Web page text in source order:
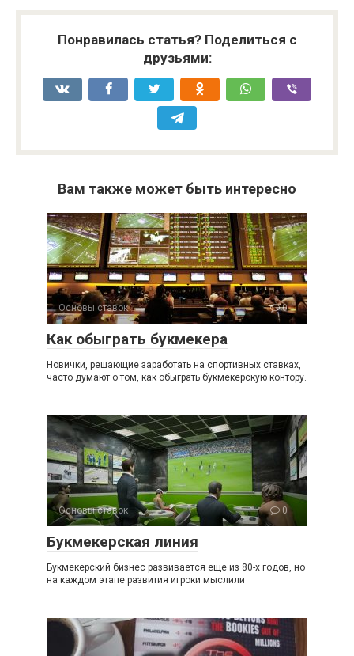
Понравилась статья? Поделиться с
друзьями:
Вам также может быть интересно
Основы ставок 0
Как обыграть букмекера
Новички, решающие заработать на спортивных ставках,
часто думают о том, как обыграть букмекерскую контору.
Основы ставок 0
Букмекерская линия
Букмекерский бизнес развивается еще из 80-х годов, но
на каждом этапе развития игроки мыслили